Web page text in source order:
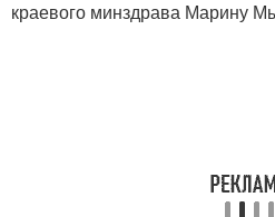
краевого минздрава Марину